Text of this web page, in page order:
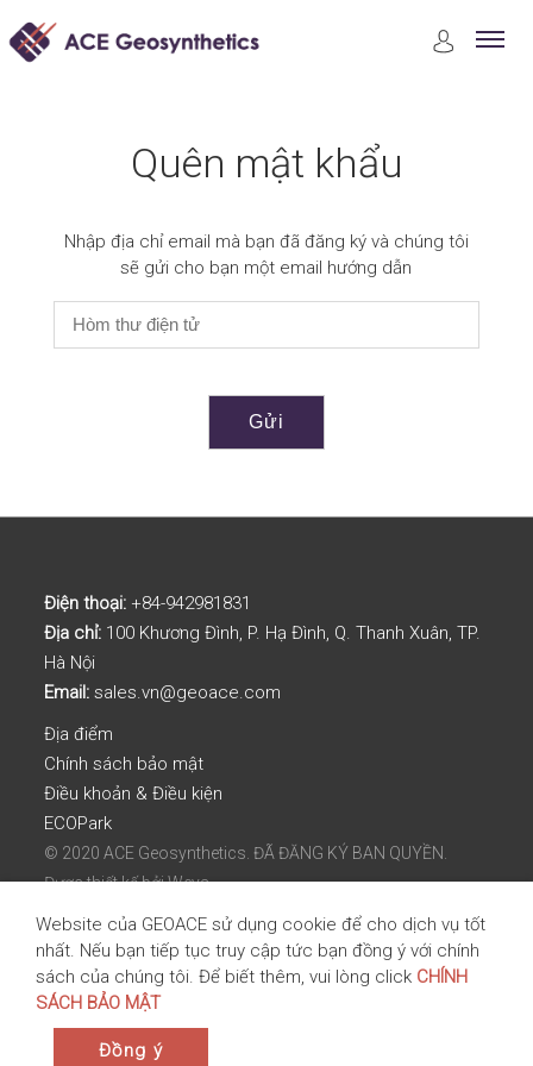
Quên mật khẩu
Quên mật khẩu
Nhập địa chỉ email mà bạn đã đăng ký và chúng tôi
sẽ gửi cho bạn một email hướng dẫn
Điện thoại: +84-942981831
Địa chỉ: 100 Khương Đình, P. Hạ Đình, Q. Thanh Xuân, TP.
Hà Nội
Email: sales.vn@geoace.com
Địa điểm
Chính sách bảo mật
Điều khoản & Điều kiện
ECOPark
© 2020 ACE Geosynthetics. ĐÃ ĐĂNG KÝ BAN QUYỀN.
Được thiết kế bởiWeya.
Website của GEOACE sử dụng cookie để cho dịch vụ tốt
nhất. Nếu bạn tiếp tục truy cập tức bạn đồng ý với chính
sách của chúng tôi. Để biết thêm, vui lòng click CHÍNH
SÁCH BẢO MẬT
Đồng ý